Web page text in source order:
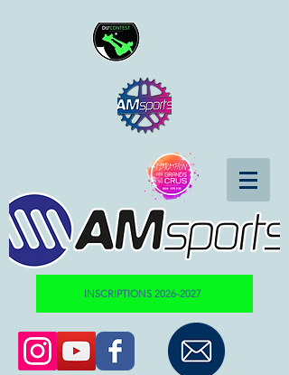
INSCRIPTIONS 2026-2027